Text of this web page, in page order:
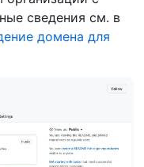
сведения см. в
домена для